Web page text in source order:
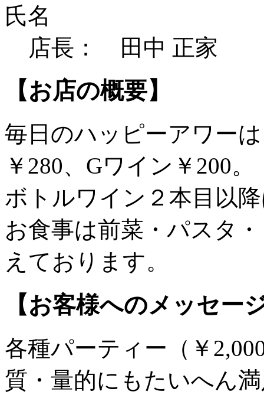
氏名
店長： 田中 正家
【お店の概要】
毎日のハッピーアワー
￥280、Gワイン￥200。
ボトルワイン２本目以
お食事は前菜・パスタ
えております。
【お客様へのメッセー
各種パーティー（￥
質・量的にもたいへん